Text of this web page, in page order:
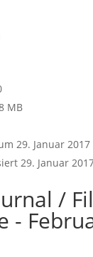
MB
29. Januar 2017
29. Januar
/
-